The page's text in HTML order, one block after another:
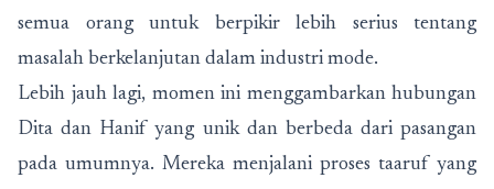
semua orang untuk berpikir lebih serius tentang
masalah berkelanjutan dalam industri mode.
Lebih jauh lagi, momen ini menggambarkan hubungan
Dita dan Hanif yang unik dan berbeda dari pasangan
pada umumnya. Mereka menjalani proses taaruf yang